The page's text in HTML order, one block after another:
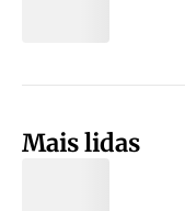
Mais lidas